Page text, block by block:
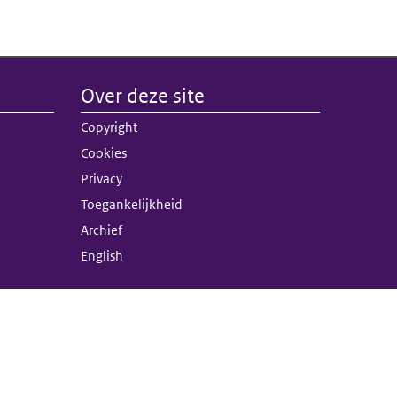
Over deze site
Copyright
Cookies
Privacy
Toegankelijkheid
Archief
English